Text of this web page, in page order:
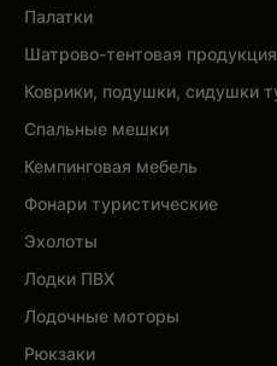
Палатки
Шатрово-тентовая продукция
Коврики, подушки, сидушки
Спальные мешки
Кемпинговая мебель
Фонари туристические
Эхолоты
Лодки ПВХ
Лодочные моторы
Рюкзаки